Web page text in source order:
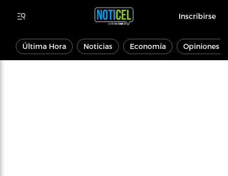
Inscribirse
Última Hora Noticias Economía Opiniones